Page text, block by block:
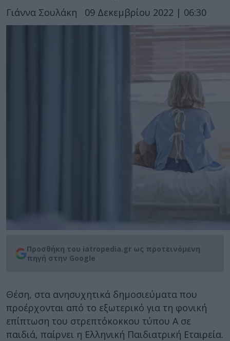
Γιάννα Σουλάκη 09 Δεκεμβρίου 2022 | 06:30
Προσθήκη του iatropedia.gr ως προτεινόμενη
πηγή στην Google
Θέση, στα ανησυχητικά δημοσιεύματα που
προέρχονται από το εξωτερικό για τη φονική
επίπτωση του στρεπτόκοκκου τύπου Α σε
παιδιά, παίρνει η Ελληνική Παιδιατρική Εταιρεία.